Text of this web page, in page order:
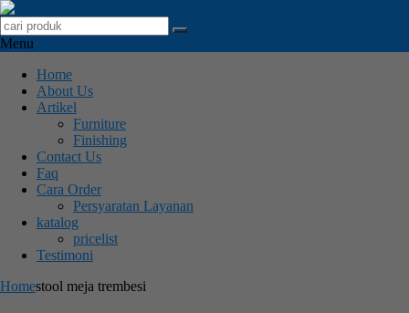
Menu
Home
About Us
Artikel
Furniture
Finishing
Contact Us
Faq
Cara Order
Persyaratan Layanan
katalog
pricelist
Testimoni
Homestool meja trembesi